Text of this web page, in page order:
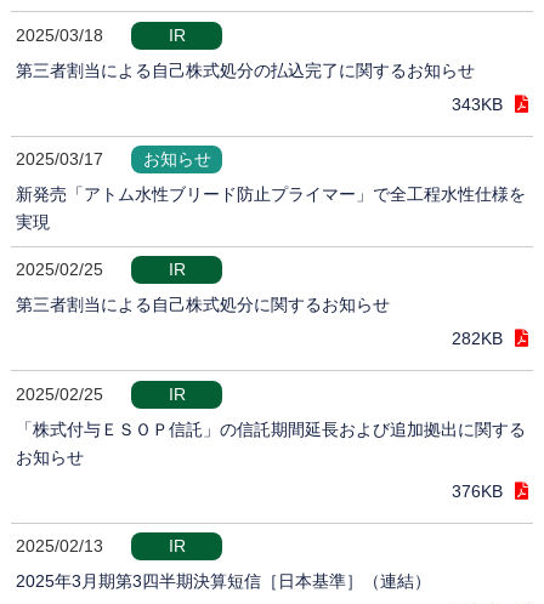
2025/03/18
IR
第三者割当による自己株式処分の払込完了に関するお知らせ
343KB
2025/03/17
お知らせ
新発売「アトム水性ブリード防止プライマー」で全工程水性仕様を
実現
2025/02/25
IR
第三者割当による自己株式処分に関するお知らせ
282KB
2025/02/25
IR
「株式付与ＥＳＯＰ信託」の信託期間延長および追加拠出に関する
お知らせ
376KB
2025/02/13
IR
2025年3月期第3四半期決算短信［日本基準］（連結）